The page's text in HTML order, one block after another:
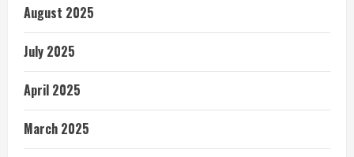
August 2025
July 2025
April 2025
March 2025